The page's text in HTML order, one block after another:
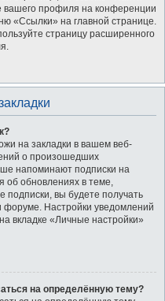
вашего профиля на конференции
«Ссылки» на главной странице.
страницу расширенного
на закладки в вашем веб-
о произошедших
напоминают подписки на
об обновлениях в теме,
подписки, вы будете получать
Настройки уведомлений
вкладке «Личные настройки»
на определённую тему?